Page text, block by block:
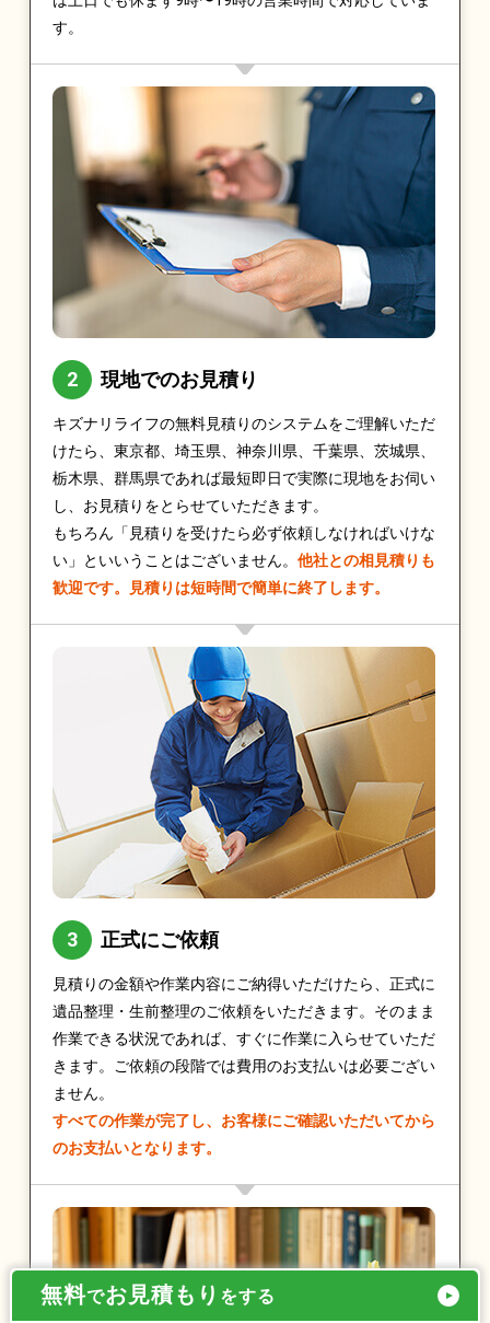
す。
現地でのお見積り
キズナリライフの無料見積りのシステムをご理解いただ
けたら、東京都、埼玉県、神奈川県、千葉県、茨城県、
栃木県、群馬県であれば最短即日で実際に現地をお伺い
し、お見積りをとらせていただきます。
もちろん「見積りを受けたら必ず依頼しなければいけな
い」といいうことはございません。 他社との相見積りも
歓迎です。見積りは短時間で簡単に終了します。
正式にご依頼
見積りの金額や作業内容にご納得いただけたら、正式に
遺品整理・生前整理のご依頼をいただきます。そのまま
作業できる状況であれば、すぐに作業に入らせていただ
きます。ご依頼の段階では費用のお支払いは必要ござい
ません。
すべての作業が完了し、お客様にご確認いただいてから
のお支払いとなります。
無料でお見積もり をする